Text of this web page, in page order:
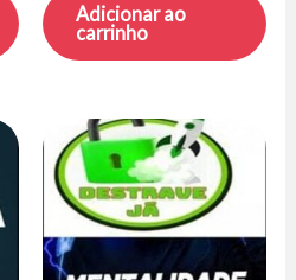
Adicionar ao
carrinho